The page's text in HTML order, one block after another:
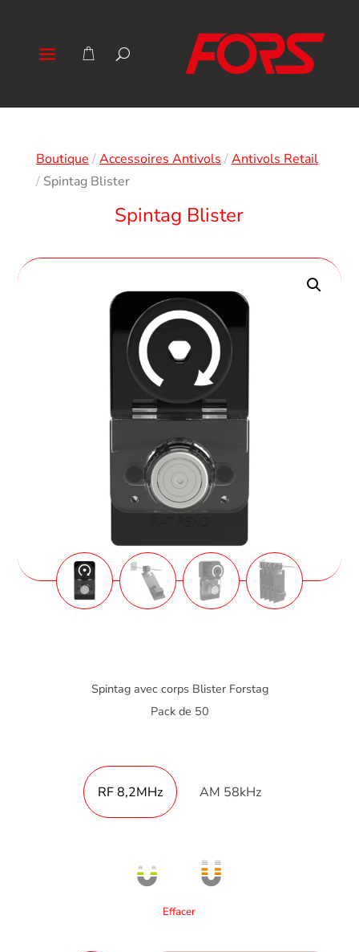
Boutique /Accessoires Antivols /Antivols Retail
/ Spintag Blister
Spintag Blister
Spintag avec corps Blister Forstag
Pack de 50
RF 8,2MHz AM 58kHz
Effacer